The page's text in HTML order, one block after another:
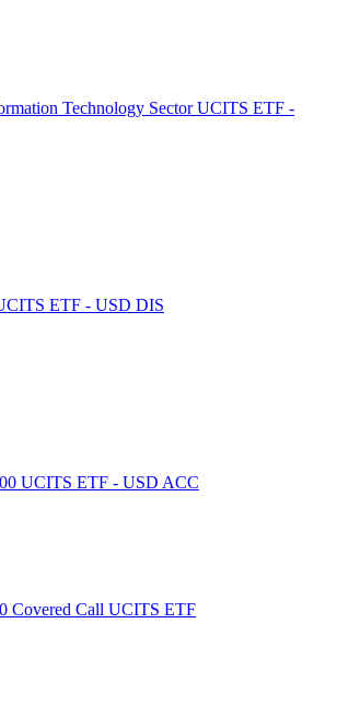
Technology Sector UCITS ETF -
ETF - USD DIS
UCITS ETF - USD ACC
Covered Call UCITS ETF